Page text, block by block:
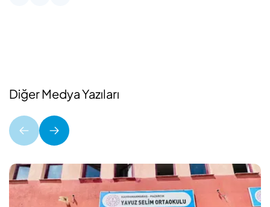
Diğer Medya Yazıları